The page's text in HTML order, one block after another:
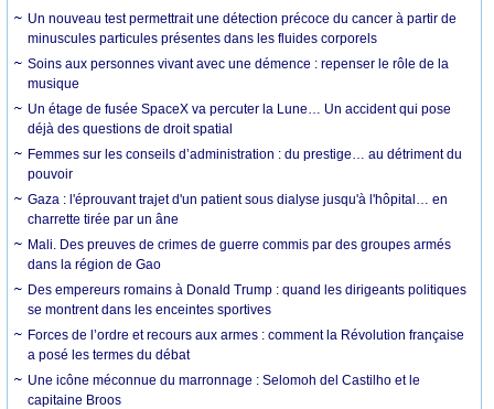
Un nouveau test permettrait une détection précoce du cancer à partir de
minuscules particules présentes dans les fluides corporels
Soins aux personnes vivant avec une démence : repenser le rôle de la
musique
Un étage de fusée SpaceX va percuter la Lune… Un accident qui pose
déjà des questions de droit spatial
Femmes sur les conseils d’administration : du prestige… au détriment du
pouvoir
Gaza : l'éprouvant trajet d'un patient sous dialyse jusqu'à l'hôpital… en
charrette tirée par un âne
Mali. Des preuves de crimes de guerre commis par des groupes armés
dans la région de Gao
Des empereurs romains à Donald Trump : quand les dirigeants politiques
se montrent dans les enceintes sportives
Forces de l’ordre et recours aux armes : comment la Révolution française
a posé les termes du débat
Une icône méconnue du marronnage : Selomoh del Castilho et le
capitaine Broos